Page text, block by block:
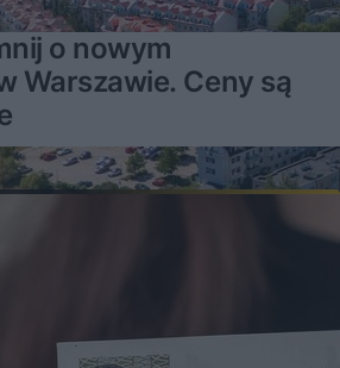
o nowym
Warszawie. Ceny są